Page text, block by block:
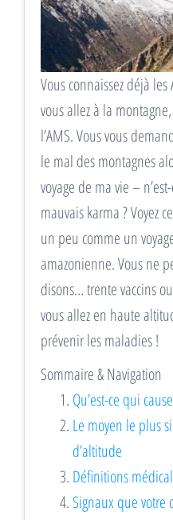
Vous connaissez déjà les
vous allez à la
l’AMS. Vous vous
le mal des montagnes
voyage de ma vie –
mauvais karma ? Voyez
un peu comme un
amazonienne. Vous ne
disons… trente vaccins
vous allez en haute
prévenir les maladies !
Sommaire & Navigation
Qu’est-ce qui
Le moyen le plus
d’altitude
Définitions
Signaux que votre